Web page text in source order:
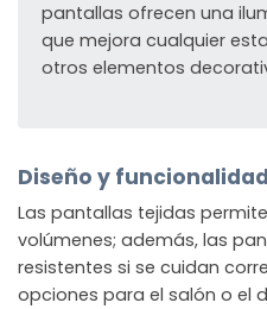
pantallas ofrecen una
que mejora cualquier
otros elementos
Diseño y
Las pantallas tejidas
volúmenes; además, las
resistentes si se cuidan
opciones para el salón o el